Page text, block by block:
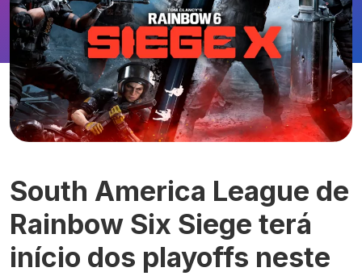
South America League de
Rainbow Six Siege terá
início dos playoffs neste